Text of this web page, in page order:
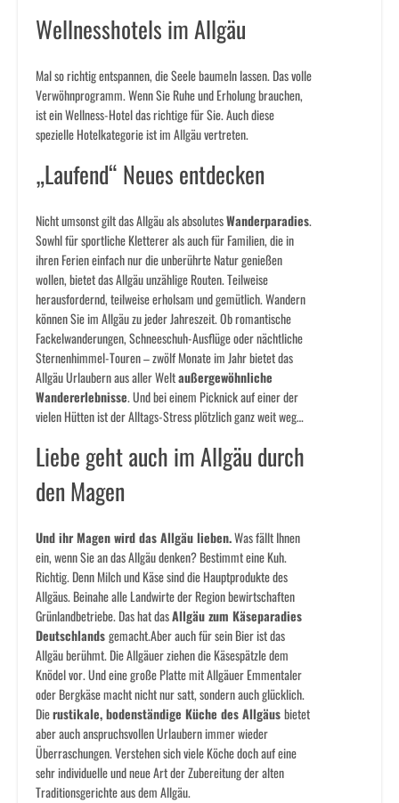
Wellnesshotels im Allgäu
Mal so richtig entspannen, die Seele baumeln lassen. Das volle
Verwöhnprogramm. Wenn Sie Ruhe und Erholung brauchen,
ist ein Wellness-Hotel das richtige für Sie. Auch diese
spezielle Hotelkategorie ist im Allgäu vertreten.
„Laufend“ Neues entdecken
Nicht umsonst gilt das Allgäu als absolutesWanderparadies.
Sowhl für sportliche Kletterer als auch für Familien, die in
ihren Ferien einfach nur die unberührte Natur genießen
wollen, bietet das Allgäu unzählige Routen. Teilweise
herausfordernd, teilweise erholsam und gemütlich. Wandern
können Sie im Allgäu zu jeder Jahreszeit. Ob romantische
Fackelwanderungen, Schneeschuh-Ausflüge oder nächtliche
Sternenhimmel-Touren – zwölf Monate im Jahr bietet das
Allgäu Urlaubern aus aller Weltaußergewöhnliche
Wandererlebnisse. Und bei einem Picknick auf einer der
vielen Hütten ist der Alltags-Stress plötzlich ganz weit weg…
Liebe geht auch im Allgäu durch
den Magen
Und ihr Magen wird das Allgäu lieben.Was fällt Ihnen
ein, wenn Sie an das Allgäu denken? Bestimmt eine Kuh.
Richtig. Denn Milch und Käse sind die Hauptprodukte des
Allgäus. Beinahe alle Landwirte der Region bewirtschaften
Grünlandbetriebe. Das hat dasAllgäu zum Käseparadies
Deutschlandsgemacht.Aber auch für sein Bier ist das
Allgäu berühmt. Die Allgäuer ziehen die Käsespätzle dem
Knödel vor. Und eine große Platte mit Allgäuer Emmentaler
oder Bergkäse macht nicht nur satt, sondern auch glücklich.
Dierustikale, bodenständige Küche des Allgäusbietet
aber auch anspruchsvollen Urlaubern immer wieder
Überraschungen. Verstehen sich viele Köche doch auf eine
sehr individuelle und neue Art der Zubereitung der alten
Traditionsgerichte aus dem Allgäu.